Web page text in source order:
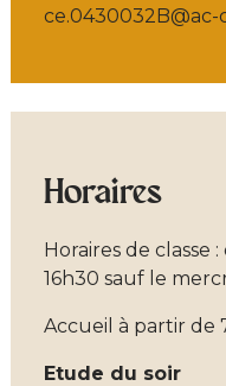
Horaires
Horaires de classe
16h30 sauf le
Accueil à partir de
Etude du soir